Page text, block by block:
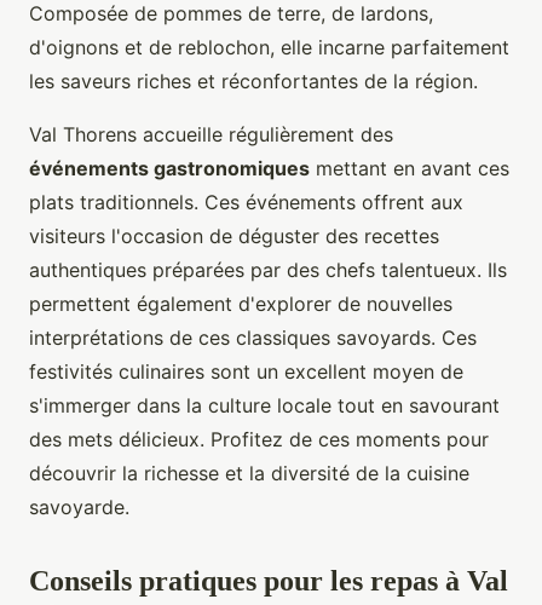
Composée de pommes de terre, de lardons,
d'oignons et de reblochon, elle incarne parfaitement
les saveurs riches et réconfortantes de la région.
Val Thorens accueille régulièrement des
événements gastronomiques mettant en avant ces
plats traditionnels. Ces événements offrent aux
visiteurs l'occasion de déguster des recettes
authentiques préparées par des chefs talentueux. Ils
permettent également d'explorer de nouvelles
interprétations de ces classiques savoyards. Ces
festivités culinaires sont un excellent moyen de
s'immerger dans la culture locale tout en savourant
des mets délicieux. Profitez de ces moments pour
découvrir la richesse et la diversité de la cuisine
savoyarde.
Conseils pratiques pour les repas à Val